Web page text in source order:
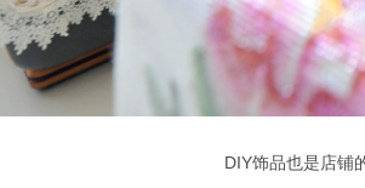
DIY饰品也是店铺的